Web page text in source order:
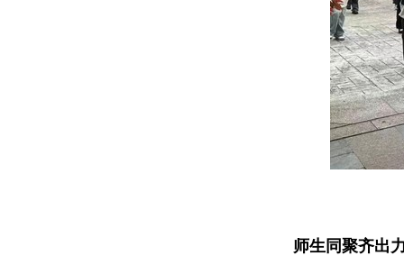
师生同聚齐出